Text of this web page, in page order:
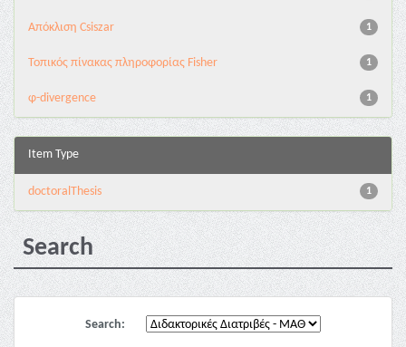
1
Απόκλιση Csiszar
1
Τοπικός πίνακας πληροφορίας Fisher
1
φ-divergence
Item Type
1
doctoralThesis
Search
Search: